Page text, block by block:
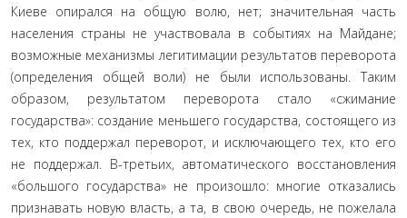
Киеве опирался на общую волю, нет; значительная часть
населения страны не участвовала в событиях на Майдане;
возможные механизмы легитимации результатов переворота
(определения общей воли) не были использованы. Таким
образом, результатом переворота стало «сжимание
государства»: создание меньше­го государства, состоящего из
тех, кто поддержал переворот, и исключающего тех, кто его
не поддержал. В-третьих, автома­тического восстановления
«большого государства» не произо­шло: многие отказались
признавать новую власть, а та, в свою очередь, не пожелала